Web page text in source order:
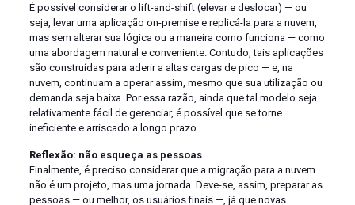
É possível considerar o lift-and-shift (elevar e deslocar) — ou
seja, levar uma aplicação on-premise e replicá-la para a nuvem,
mas sem alterar sua lógica ou a maneira como funciona — como
uma abordagem natural e conveniente. Contudo, tais aplicações
são construídas para aderir a altas cargas de pico — e, na
nuvem, continuam a operar assim, mesmo que sua utilização ou
demanda seja baixa. Por essa razão, ainda que tal modelo seja
relativamente fácil de gerenciar, é possível que se torne
ineficiente e arriscado a longo prazo.
Reflexão: não esqueça as pessoas
Finalmente, é preciso considerar que a migração para a nuvem
não é um projeto, mas uma jornada. Deve-se, assim, preparar as
pessoas — ou melhor, os usuários finais —, já que novas